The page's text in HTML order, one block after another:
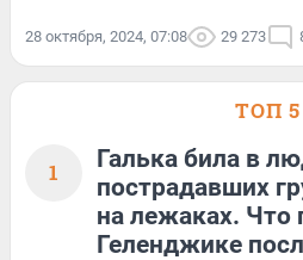
28 октября, 2024, 07:08 29 273
ТОП 5
1
Галька била в
пострадавших
на лежаках. Что
Геленджике